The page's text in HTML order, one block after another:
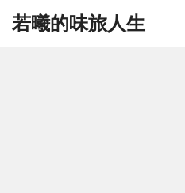
若曦的味旅人生